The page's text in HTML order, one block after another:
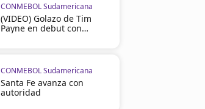
CONMEBOL Sudamericana
(VIDEO) Golazo de Tim
Payne en debut con
CONMEBOL Sudamericana
Santa Fe avanza con
autoridad